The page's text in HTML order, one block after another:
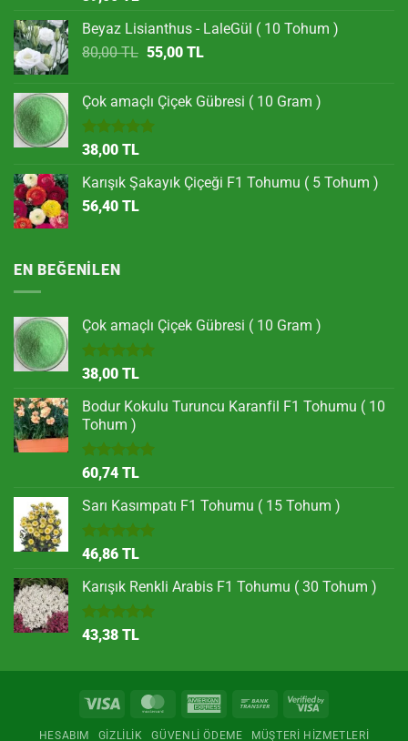
Beyaz Lisianthus - LaleGül ( 10 Tohum )
80,00TL Orijinal
55,00 TL
55,00 TL.
Çok amaçlı Çiçek Gübresi ( 10 Gram )
5 üzerinden
5.00
aldı
38,00 TL
Karışık Şakayık Çiçeği F1 Tohumu ( 5 Tohum )
56,40 TL
EN BEĞENILEN
Çok amaçlı Çiçek Gübresi ( 10 Gram )
5 üzerinden
5.00
aldı
38,00 TL
Bodur Kokulu Turuncu Karanfil F1 Tohumu ( 10
Tohum )
5 üzerinden
5.00
aldı
60,74 TL
Sarı Kasımpatı F1 Tohumu ( 15 Tohum )
5 üzerinden
5.00
aldı
46,86 TL
Karışık Renkli Arabis F1 Tohumu ( 30 Tohum )
5 üzerinden
5.00
43,38 TL
Visa MasterCardAmerican
Bank
Visa
HESABIM GIZLILIK GÜVENLI ÖDEME MÜŞTERI HIZMETLERI